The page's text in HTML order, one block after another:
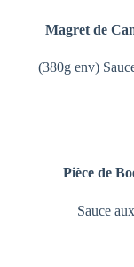
Magret de
(380g env)
Pièce de
Sauce